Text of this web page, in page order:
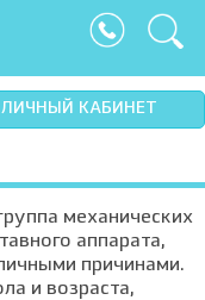
ЛИЧНЫЙ КАБИНЕТ
механических
аппарата,
причинами.
и возраста,